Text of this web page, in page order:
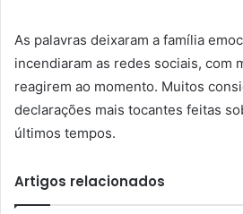
As palavras deixaram a família
incendiaram as redes sociais, com
reagirem ao momento. Muitos
declarações mais tocantes feitas
últimos tempos.
Artigos relacionados